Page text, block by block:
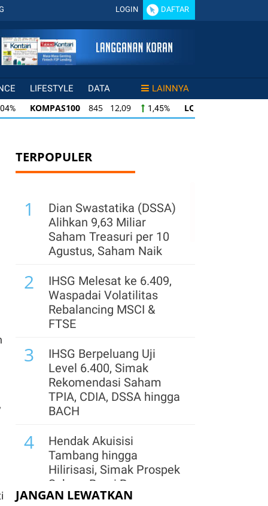
LOGIN DAFTAR
LIFESTYLE DATA LAINNYA
845 12,09 1,45% LQ45 640 9,44
845 12,09 1,45% LQ45 640 9,44
TERPOPULER
1
Dian Swastatika (DSSA)
Alihkan 9,63 Miliar
Saham Treasuri per 10
Agustus, Saham Naik
2
IHSG Melesat ke 6.409,
Waspadai Volatilitas
Rebalancing MSCI &
FTSE
3
IHSG Berpeluang Uji
Level 6.400, Simak
Rekomendasi Saham
TPIA, CDIA, DSSA hingga
BACH
4
Hendak Akuisisi
Tambang hingga
Hilirisasi, Simak Prospek
Saham Bumi Resources
(BUMI)
JANGAN LEWATKAN